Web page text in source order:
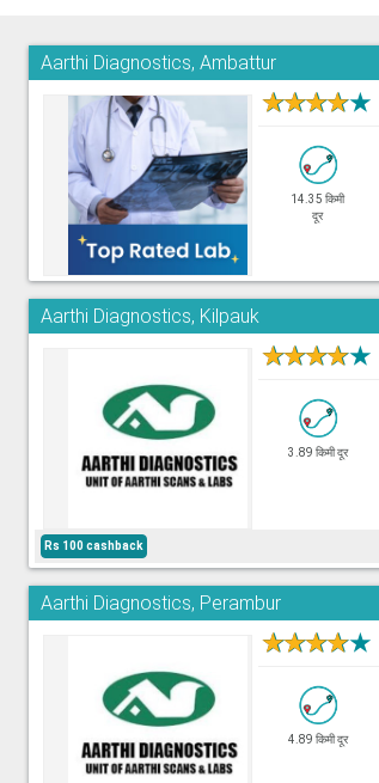
Aarthi Diagnostics, Ambattur
★★★★★
14.35 किमी
दूर
Aarthi Diagnostics, Kilpauk
★★★★★
3.89 किमी दूर
Rs 100 cashback
Aarthi Diagnostics, Perambur
★★★★★
4.89 किमी दूर